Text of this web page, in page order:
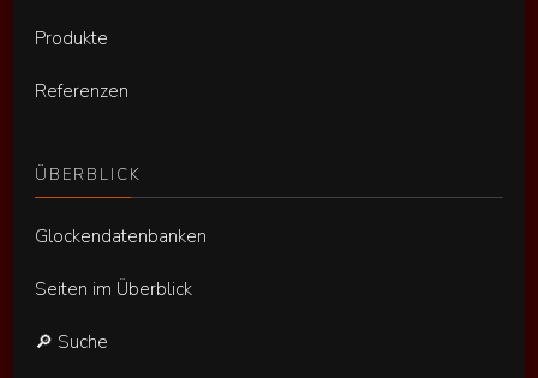
Produkte
Referenzen
ÜBERBLICK
Glockendatenbanken
Seiten im Überblick
🔎 Suche